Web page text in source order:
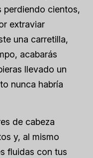
perdiendo cientos,
extraviar
una carretilla,
acabarás
llevado un
nunca habría
de cabeza
y, al mismo
fluidas con tus